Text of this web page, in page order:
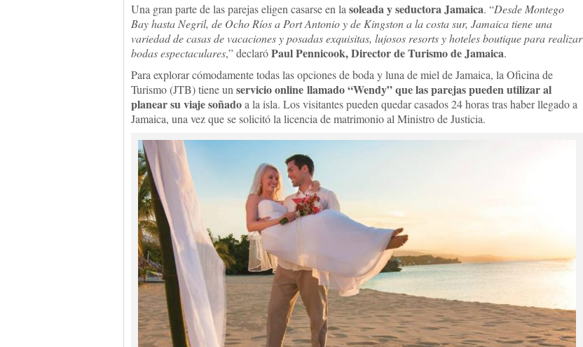
Una gran parte de las parejas eligen casarse en la soleada y seductora Jamaica. “Desde Montego
Bay hasta Negril, de Ocho Ríos a Port Antonio y de Kingston a la costa sur, Jamaica tiene una
variedad de casas de vacaciones y posadas exquisitas, lujosos resorts y hoteles boutique para realizar
bodas espectaculares,” declaróPaul Pennicook, Director de Turismo de Jamaica.
Para explorar cómodamente todas las opciones de boda y luna de miel de Jamaica, la Oficina de
Turismo (JTB) tiene un servicio online llamado “Wendy” que las parejas pueden utilizar al
planear su viaje soñadoa la isla. Los visitantes pueden quedar casados 24 horas tras haber llegado a
Jamaica, una vez que se solicitó la licencia de matrimonio al Ministro de Justicia.